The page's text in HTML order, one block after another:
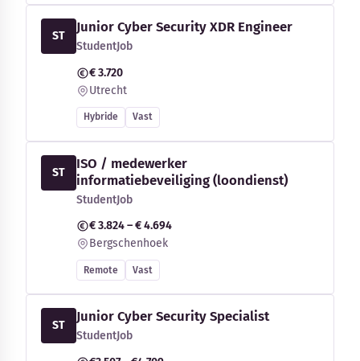
ST
Junior Cyber Security XDR Engineer
StudentJob
€ 3.720
Utrecht
Hybride Vast
ST
ISO / medewerker
informatiebeveiliging (loondienst)
StudentJob
€ 3.824 – € 4.694
Bergschenhoek
Remote Vast
ST
Junior Cyber Security Specialist
StudentJob